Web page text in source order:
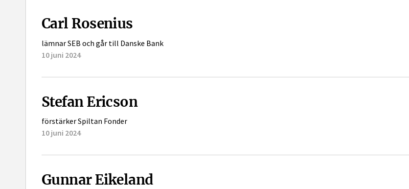
Carl Rosenius
lämnar SEB och går till Danske Bank
10 juni 2024
Stefan Ericson
förstärker Spiltan Fonder
10 juni 2024
Gunnar Eikeland